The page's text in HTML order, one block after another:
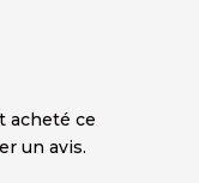
acheté ce
un avis.